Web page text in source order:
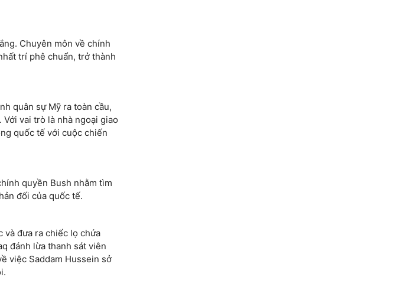
Chuyên môn về chính
trí phê chuẩn, trở thành
quân sự Mỹ ra toàn cầu,
vai trò là nhà ngoại giao
quốc tế với cuộc chiến
quyền Bush nhằm tìm
đối của quốc tế.
và đưa ra chiếc lọ chứa
đánh lừa thanh sát viên
việc Saddam Hussein sở